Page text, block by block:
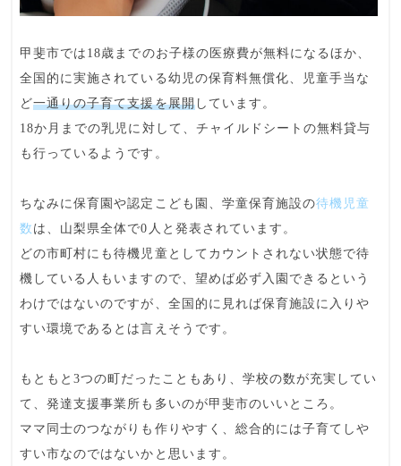
甲斐市では 18歳までのお子様の医療費が無料になるほか、
全国的に実施されている幼児の保育料無償化、児童手当な
ど一通りの子育て支援を展開しています。
18か月までの乳児に対して、チャイルドシートの無料貸与
も行っているようです。
ちなみに保育園や認定こども園、学童保育施設の待機児童
数 は、山梨県全体で0人と発表されています。
どの市町村にも待機児童としてカウントされない状態で待
機している人もいますので、望めば必ず入園できるという
わけではないのですが、 全国的に見れば保育施設に入りや
すい環境であるとは言えそうです。
もともと3つの町だったこともあり、学校の数が充実してい
て、発達支援事業所 も多いのが甲斐市のいいところ。
ママ同士のつながりも作りやすく、 総合的には子育てしや
すい市なのではないかと思います。